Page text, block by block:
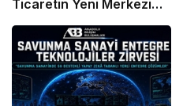
Ticaretin Yeni Merkezi
Olmaya Hazırlanıyor